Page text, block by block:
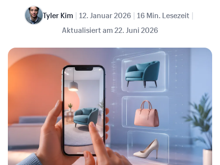
Tyler Kim | 12. Januar 2026 | 16 Min. Lesezeit |
Aktualisiert am 22. Juni 2026